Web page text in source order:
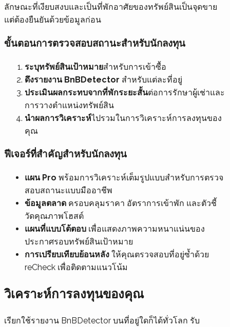
ลักษณะที่เงียบสงบและเป็นที่พักอาศัยของทรัพย์สินเป็นจุดขาย
แต่ต้องยืนยันด้วยข้อมูลก่อน
ขั้นตอนการตรวจสอบสถานะสำหรับนักลงทุน
ระบุทรัพย์สินเป้าหมายสำหรับการเข้าซื้อ
ดึงรายงาน BnBDetector สำหรับแต่ละที่อยู่
ประเมินผลกระทบจากที่พักระยะสั้นต่อการรักษาผู้เช่าและ
การวางตำแหน่งทรัพย์สิน
นำผลการวิเคราะห์ไปรวมในการวิเคราะห์การลงทุนของ
คุณ
ฟีเจอร์ที่สำคัญสำหรับนักลงทุน
แผน Pro พร้อมการวิเคราะห์เต็มรูปแบบสำหรับการตรวจ
สอบสถานะแบบมืออาชีพ
ข้อมูลตลาด ครอบคลุมราคา อัตราการเข้าพัก และตัวชี้
วัดคุณภาพโฮสต์
แผนที่แบบโต้ตอบ เพื่อแสดงภาพความหนาแน่นของ
ประกาศรอบทรัพย์สินเป้าหมาย
การเปรียบเทียบย้อนหลัง ให้คุณตรวจสอบที่อยู่ซ้ำด้วย
reCheck เพื่อติดตามแนวโน้ม
วิเคราะห์การลงทุนของคุณ
เรียกใช้รายงาน BnBDetector บนที่อยู่ใดก็ได้ทั่วโลก รับ